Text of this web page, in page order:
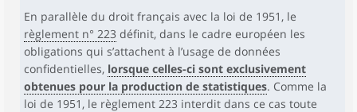
En parallèle du droit français avec la loi de 1951, le
règlement n° 223 définit, dans le cadre européen les
obligations qui s’attachent à l’usage de données
confidentielles, lorsque celles-ci sont exclusivement
obtenues pour la production de statistiques. Comme la
loi de 1951, le règlement 223 interdit dans ce cas toute